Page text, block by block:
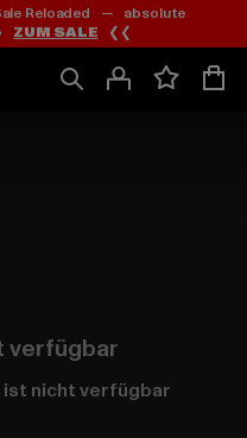
Reloaded — absolute
ZUM SALE ❮❮
verfügbar
ist nicht verfügbar